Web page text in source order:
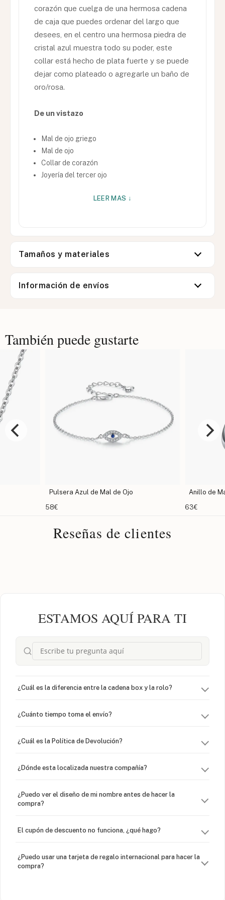
corazón que cuelga de una hermosa cadena
de caja que puedes ordenar del largo que
desees, en el centro una hermosa piedra de
cristal azul muestra todo su poder, este
collar está hecho de plata fuerte y se puede
dejar como plateado o agregarle un baño de
oro/rosa.
De un vistazo
Mal de ojo griego
Mal de ojo
Collar de corazón
Joyería del tercer ojo
LEER MAS ↓
Tamaños y materiales
Información de envíos
También puede gustarte
Pulsera Azul de Mal de Ojo
58€
Anillo de
63€
Reseñas de clientes
ESTAMOS AQUÍ PARA TI
¿Cuál es la diferencia entre la cadena box y la rolo?
¿Cuánto tiempo toma el envío?
¿Cuál es la Política de Devolución?
¿Dónde esta localizada nuestra compañía?
¿Puedo ver el diseño de mi nombre antes de hacer la
compra?
El cupón de descuento no funciona, ¿qué hago?
¿Puedo usar una tarjeta de regalo internacional para hacer la
compra?